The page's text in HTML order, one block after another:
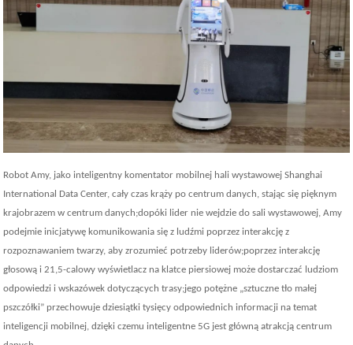
Robot Amy, jako inteligentny komentator mobilnej hali wystawowej Shanghai
International Data Center, cały czas krąży po centrum danych, stając się pięknym
krajobrazem w centrum danych;dopóki lider nie wejdzie do sali wystawowej, Amy
podejmie inicjatywę komunikowania się z ludźmi poprzez interakcję z
rozpoznawaniem twarzy, aby zrozumieć potrzeby liderów;poprzez interakcję
głosową i 21,5-calowy wyświetlacz na klatce piersiowej może dostarczać ludziom
odpowiedzi i wskazówek dotyczących trasy;jego potężne „sztuczne tło małej
pszczółki” przechowuje dziesiątki tysięcy odpowiednich informacji na temat
inteligencji mobilnej, dzięki czemu inteligentne 5G jest główną atrakcją centrum